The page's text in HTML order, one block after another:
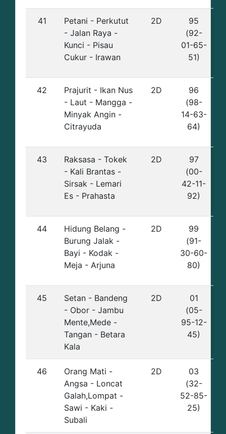
41
Petani - Perkutut
- Jalan Raya -
Kunci - Pisau
Cukur - Irawan
2D
95
(92-
01-65-
51)
42
Prajurit - Ikan Nus
- Laut - Mangga -
Minyak Angin -
Citrayuda
2D
96
(98-
14-63-
64)
43
Raksasa - Tokek
- Kali Brantas -
Sirsak - Lemari
Es - Prahasta
2D
97
(00-
42-11-
92)
44
Hidung Belang -
Burung Jalak -
Bayi - Kodak -
Meja - Arjuna
2D
99
(91-
30-60-
80)
45
Setan - Bandeng
- Obor - Jambu
Mente,Mede -
Tangan - Betara
Kala
2D
01
(05-
95-12-
45)
46
Orang Mati -
Angsa - Loncat
Galah,Lompat -
Sawi - Kaki -
Subali
2D
03
(32-
52-85-
25)